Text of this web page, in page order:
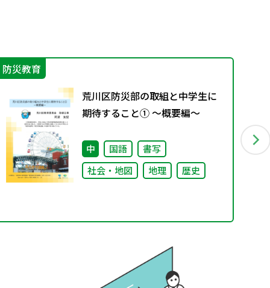
防災教育
荒川区防災部の取組と中学生に
期待すること① ～概要編～
中 国語
書写
社会・地図
地理 歴史